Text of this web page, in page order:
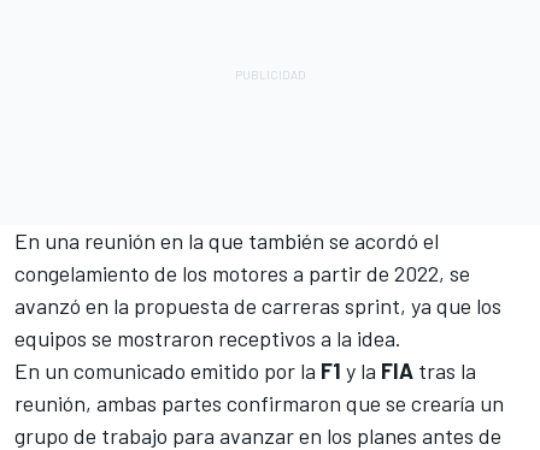
En una reunión en la que también se acordó el
congelamiento de los motores a partir de 2022, se
avanzó en la propuesta de carreras sprint, ya que los
equipos se mostraron receptivos a la idea.
En un comunicado emitido por la F1 y la FIA tras la
reunión, ambas partes confirmaron que se crearía un
grupo de trabajo para avanzar en los planes antes de